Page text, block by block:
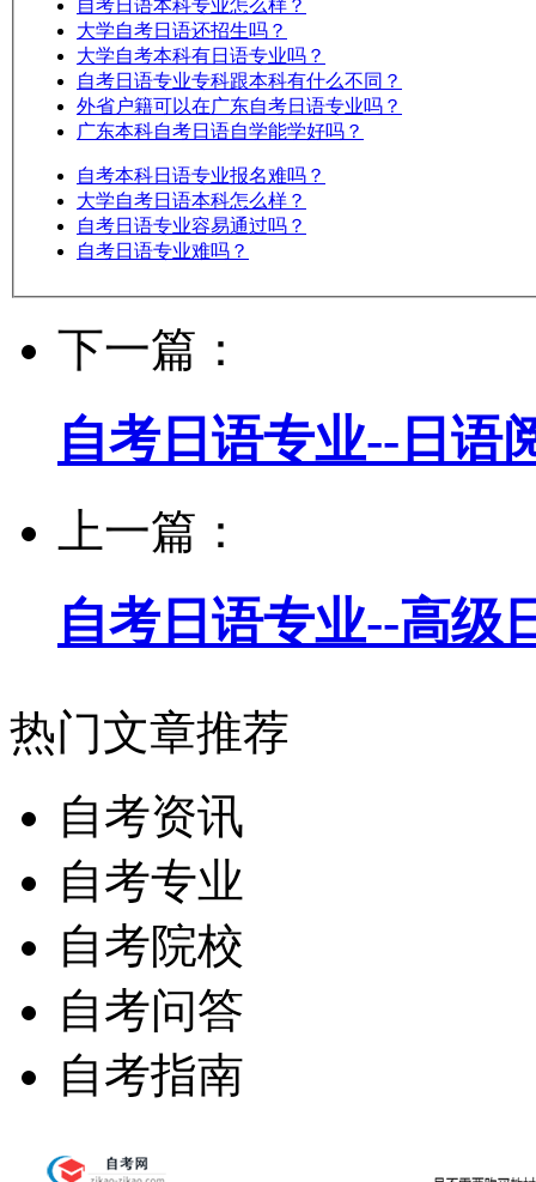
自考日语本科专业怎么样？
大学自考日语还招生吗？
大学自考本科有日语专业吗？
自考日语专业专科跟本科有什么不同？
外省户籍可以在广东自考日语专业吗？
广东本科自考日语自学能学好吗？
自考本科日语专业报名难吗？
大学自考日语本科怎么样？
自考日语专业容易通过吗？
自考日语专业难吗？
下一篇：
自考日语专业--日语
上一篇：
自考日语专业--高级
热门文章推荐
自考资讯
自考专业
自考院校
自考问答
自考指南